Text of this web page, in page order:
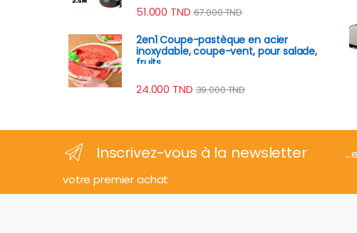
51.000 TND 67.000TND
2en1 Coupe-pastèque en acier
inoxydable, coupe-vent, pour salade,
fruits
24.000 TND 39.000TND
Inscrivez-vous à la newsletter
votre premier achat